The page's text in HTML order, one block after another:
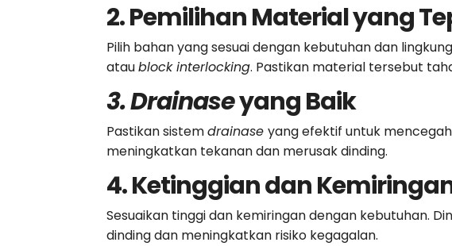
2. Pemilihan Material yang
Pilih bahan yang sesuai dengan kebutuhan dan
ataublock interlocking. Pastikan material tersebut
3. Drainaseyang Baik
Pastikan sistemdrainaseyang efektif untuk
meningkatkan tekanan dan merusak dinding.
4. Ketinggian dan
Sesuaikan tinggi dan kemiringandengan kebutuhan.
dinding dan meningkatkan risiko kegagalan.